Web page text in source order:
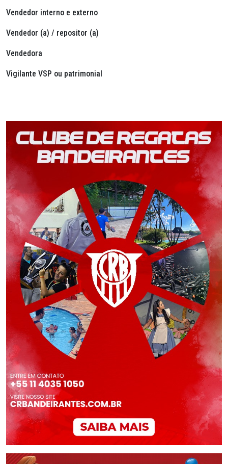
Vendedor interno e externo
Vendedor (a) / repositor (a)
Vendedora
Vigilante VSP ou patrimonial